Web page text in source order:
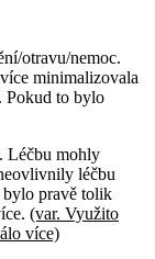
otravu/nemoc.
minimalizovala
Pokud to bylo
Léčbu mohly
léčbu
pravě tolik
(var. Využito
více)